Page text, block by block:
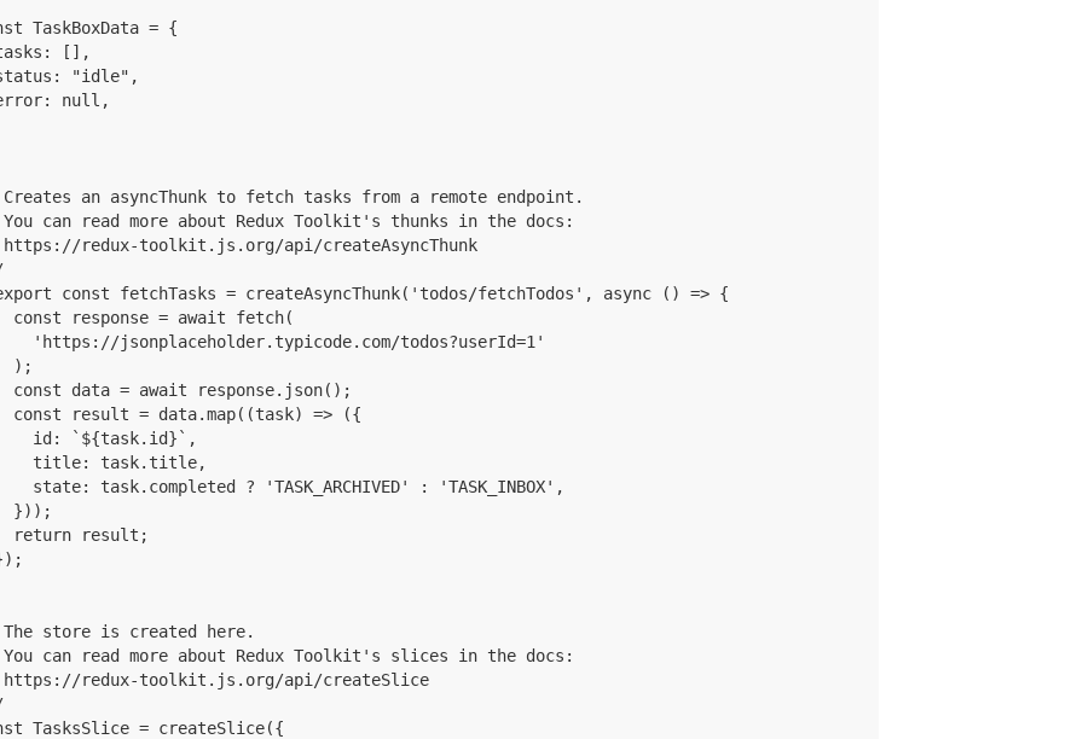
TaskBoxData = {
[],
"idle",
null,
an asyncThunk to fetch tasks from a remote endpoint.
can read more about Redux Toolkit's thunks in the docs:
redux-toolkit.js.org/api/createAsyncThunk
const fetchTasks = createAsyncThunk('todos/fetchTodos', async () => {
const response = await fetch(
'https://jsonplaceholder.typicode.com/todos?userId=1'
);
const data = await response.json();
const result = data.map((task) => ({
id: `${task.id}`,
title: task.title,
state: task.completed ? 'TASK_ARCHIVED' : 'TASK_INBOX',
}));
return result;
store is created here.
can read more about Redux Toolkit's slices in the docs:
redux-toolkit.js.org/api/createSlice
TasksSlice = createSlice({